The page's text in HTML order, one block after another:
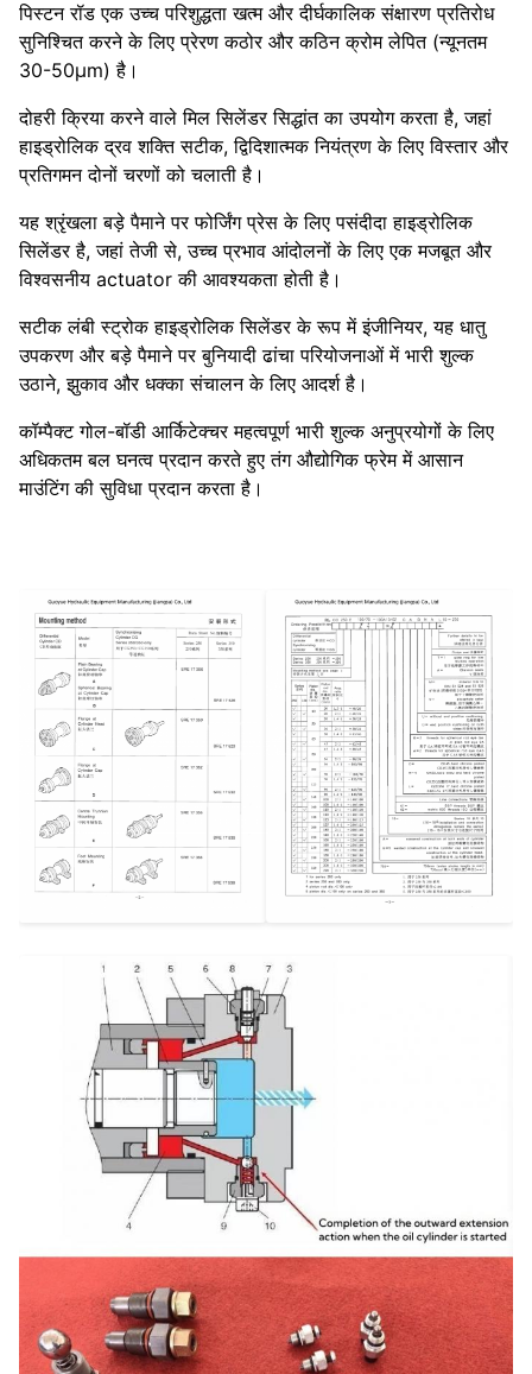
पिस्टन रॉड एक उच्च परिशुद्धता खत्म और दीर्घकालिक संक्षारण प्रतिरोध
सुनिश्चित करने के लिए प्रेरण कठोर और कठिन क्रोम लेपित (न्यूनतम
30-50μm) है।
दोहरी क्रिया करने वाले मिल सिलेंडर सिद्धांत का उपयोग करता है, जहां
हाइड्रोलिक द्रव शक्ति सटीक, द्विदिशात्मक नियंत्रण के लिए विस्तार और
प्रतिगमन दोनों चरणों को चलाती है।
यह श्रृंखला बड़े पैमाने पर फोर्जिंग प्रेस के लिए पसंदीदा हाइड्रोलिक
सिलेंडर है, जहां तेजी से, उच्च प्रभाव आंदोलनों के लिए एक मजबूत और
विश्वसनीय actuator की आवश्यकता होती है।
सटीक लंबी स्ट्रोक हाइड्रोलिक सिलेंडर के रूप में इंजीनियर, यह धातु
उपकरण और बड़े पैमाने पर बुनियादी ढांचा परियोजनाओं में भारी शुल्क
उठाने, झुकाव और धक्का संचालन के लिए आदर्श है।
कॉम्पैक्ट गोल-बॉडी आर्किटेक्चर महत्वपूर्ण भारी शुल्क अनुप्रयोगों के लिए
अधिकतम बल घनत्व प्रदान करते हुए तंग औद्योगिक फ्रेम में आसान
माउंटिंग की सुविधा प्रदान करता है।